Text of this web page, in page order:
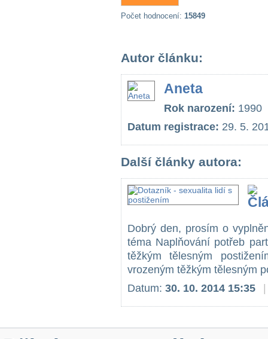
Počet hodnocení: 15849
Autor článku:
Aneta
Rok narození: 1990
Datum registrace: 29. 5.
Další články autora:
Dobrý den, prosím o
téma Naplňování potřeb
těžkým tělesným
vrozeným těžkým tělesným
Datum: 30. 10. 2014 15:35